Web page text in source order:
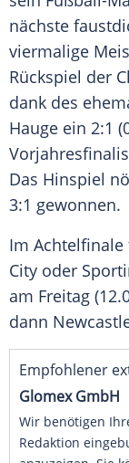
nächste
viermalige
Rückspiel der
dank des
Hauge ein 2:1
Das Hinspiel
3:1 gewonnen.
Im
City oder
am Freitag
dann
Empfohlener
Glomex GmbH
Wir benötigen
Redaktion